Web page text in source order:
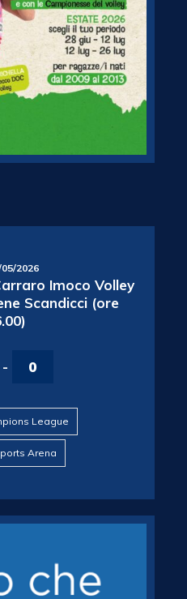
2026
Imoco Volley
Scandicci (ore
- 0
League
Arena